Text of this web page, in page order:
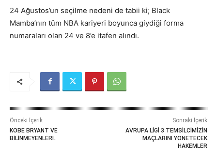
24 Ağustos’un seçilme nedeni de tabii ki; Black
Mamba’nın tüm NBA kariyeri boyunca giydiği forma
numaraları olan 24 ve 8’e itafen alındı.
Önceki İçerik
KOBE BRYANT VE
BİLİNMEYENLERİ..
Sonraki İçerik
AVRUPA LİGİ 3 TEMSİLCİMİZİN
MAÇLARINI YÖNETECEK
HAKEMLER